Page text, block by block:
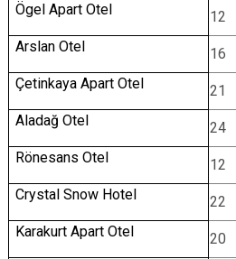
Ögel Apart Otel
12
Arslan Otel
16
Çetinkaya Apart Otel
21
Aladağ Otel
24
Rönesans Otel
12
Crystal Snow Hotel
22
Karakurt Apart Otel
20